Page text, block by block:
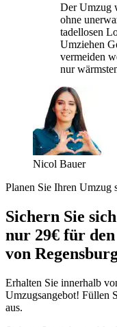
Der Umzug
ohne
tadellosen
Umziehen
vermeiden
nur
Nicol Bauer
Planen Sie Ihren Umzug
Sichern Sie
nur 29€ für
von
Erhalten Sie innerhalb
Umzugsangebot! Füllen
aus.